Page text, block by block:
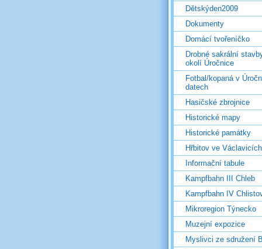
Dětskýden2009
Dokumenty
Domácí tvořeníčko
Drobné sakrální
okolí Úročnice
Fotbal/kopaná v
datech
Hasičské zbrojnice
Historické mapy
Historické památky
Hřbitov ve Václavicích
Informační tabule
Kampfbahn III Chleb
Kampfbahn IV
Mikroregion Týnecko
Muzejní expozice
Myslivci ze sdružení